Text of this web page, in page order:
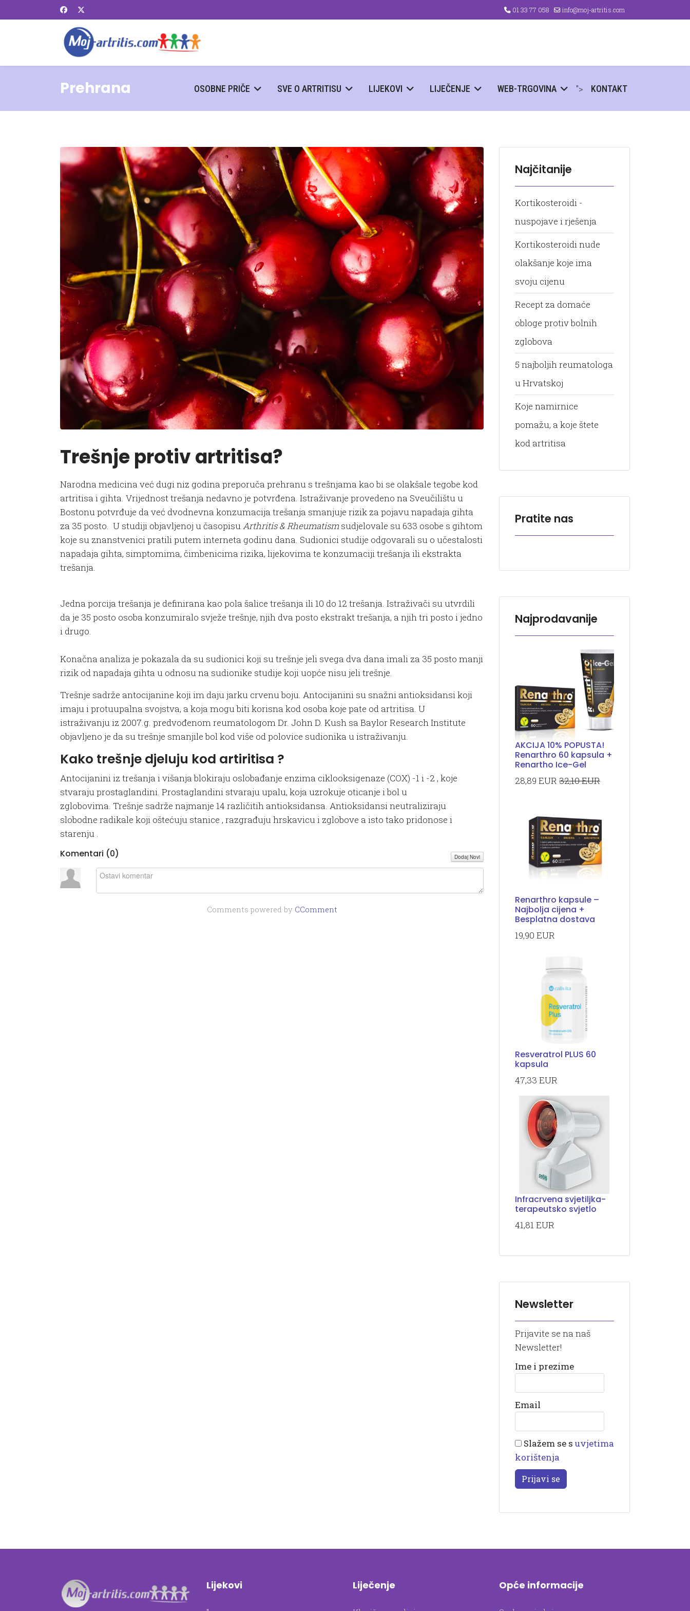
01 33 77 058 info@moj-artritis.com
OSOBNE PRIČE SVE O ARTRITISU LIJEKOVI LIJEČENJE WEB-TRGOVINA "> KONTAKT
Prehrana
Trešnje protiv artritisa?
Narodna medicina već dugi niz godina preporuča prehranu s trešnjama kao bi se olakšale tegobe kod
artritisa i gihta. Vrijednost trešanja nedavno je potvrđena. Istraživanje provedeno na Sveučilištu u
Bostonu potvrđuje da već dvodnevna konzumacija trešanja smanjuje rizik za pojavu napadaja gihta
za 35 posto. U studiji objavljenoj u časopisuArthritis & Rheumatism sudjelovale su 633 osobe s gihtom
koje su znanstvenici pratili putem interneta godinu dana. Sudionici studije odgovarali su o učestalosti
napadaja gihta, simptomima, čimbenicima rizika, lijekovima te konzumaciji trešanja ili ekstrakta
trešanja.
Jedna porcija trešanja je definirana kao pola šalice trešanja ili 10 do 12 trešanja. Istraživači su utvrdili
da je 35 posto osoba konzumiralo svježe trešnje, njih dva posto ekstrakt trešanja, a njih tri posto i jedno
i drugo.
Konačna analiza je pokazala da su sudionici koji su trešnje jeli svega dva dana imali za 35 posto manji
rizik od napadaja gihta u odnosu na sudionike studije koji uopće nisu jeli trešnje.
Trešnje sadrže antocijanine koji im daju jarku crvenu boju. Antocijanini su snažni antioksidansi koji
imaju i protuupalna svojstva, a koja mogu biti korisna kod osoba koje pate od artritisa. U
istraživanju iz 2007.g. predvođenom reumatologom Dr. John D. Kush sa Baylor Research Institute
objavljeno je da su trešnje smanjile bol kod više od polovice sudionika u istraživanju.
Kako trešnje djeluju kod artiritisa ?
Antocijanini iz trešanja i višanja blokiraju oslobađanje enzima ciklooksigenaze (COX) -1 i -2 , koje
stvaraju prostaglandini. Prostaglandini stvaraju upalu, koja uzrokuje oticanje i bol u
zglobovima. Trešnje sadrže najmanje 14 različitih antioksidansa. Antioksidansi neutraliziraju
slobodne radikale koji oštećuju stanice , razgrađuju hrskavicu i zglobove a isto tako pridonose i
starenju .
Komentari (0) Dodaj Novi
Comments powered by CComment
Najčitanije
Kortikosteroidi -
nuspojave i rješenja
Kortikosteroidi nude
olakšanje koje ima
svoju cijenu
Recept za domaće
obloge protiv bolnih
zglobova
5 najboljih reumatologa
u Hrvatskoj
Koje namirnice
pomažu, a koje štete
kod artritisa
Pratite nas
Najprodavanije
AKCIJA 10% POPUSTA!
Renarthro 60 kapsula +
Renartho Ice-Gel
28,89 EUR 32,10 EUR
Renarthro kapsule –
Najbolja cijena +
Besplatna dostava
19,90 EUR
Resveratrol PLUS 60
kapsula
47,33 EUR
Infracrvena svjetiljka-
terapeutsko svjetlo
41,81 EUR
Newsletter
Prijavite se na naš
Newsletter!
Ime i prezime
Email
Slažem se s uvjetima
korištenja
Prijavi se
Lijekovi Liječenje Opće informacije